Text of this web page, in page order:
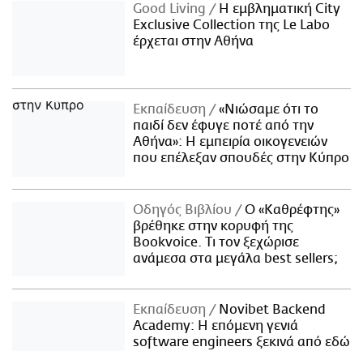
Good Living
Η εμβληματική City
Exclusive Collection της Le Labo
έρχεται στην Αθήνα
Εκπαίδευση
«Νιώσαμε ότι το
παιδί δεν έφυγε ποτέ από την
Αθήνα»: Η εμπειρία οικογενειών
που επέλεξαν σπουδές στην Κύπρο
Οδηγός Βιβλίου
Ο «Καθρέφτης»
βρέθηκε στην κορυφή της
Bookvoice. Τι τον ξεχώρισε
ανάμεσα στα μεγάλα best sellers;
Εκπαίδευση
Novibet Backend
Academy: Η επόμενη γενιά
software engineers ξεκινά από εδώ